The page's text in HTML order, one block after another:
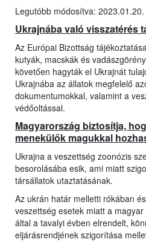
Legutóbb módosítva: 2023.01.20.
Ukrajnába való visszatérés
Az Európai Bizottság
kutyák, macskák és
követően hagyták el Ukrajnát
Ukrajnába az állatok megfelelő
dokumentumokkal, valamint a
védőoltással.
Magyarország biztosítja,
menekülők magukkal
Ukrajna a veszettség zoonózis
besorolásába esik, ami miatt
társállatok utaztatásának.
Az ukrán határ melletti rókában
veszettség esetek miatt a
által a tavalyi évben elrendelt,
eljárásrendjének szigorítása